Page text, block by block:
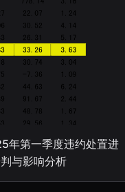
年第一季度违约处置进
与影响分析